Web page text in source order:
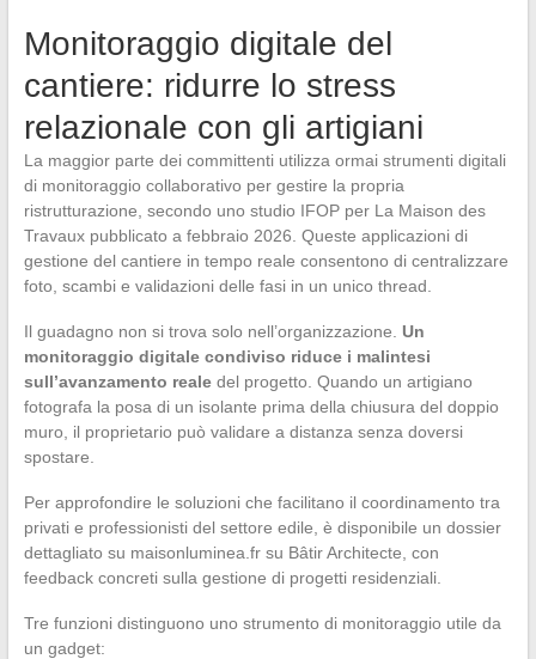
Monitoraggio digitale del
cantiere: ridurre lo stress
relazionale con gli artigiani
La maggior parte dei committenti utilizza ormai strumenti digitali
di monitoraggio collaborativo per gestire la propria
ristrutturazione, secondo uno studio IFOP per La Maison des
Travaux pubblicato a febbraio 2026. Queste applicazioni di
gestione del cantiere in tempo reale consentono di centralizzare
foto, scambi e validazioni delle fasi in un unico thread.
Il guadagno non si trova solo nell’organizzazione. Un
monitoraggio digitale condiviso riduce i malintesi
sull’avanzamento realedel progetto. Quando un artigiano
fotografa la posa di un isolante prima della chiusura del doppio
muro, il proprietario può validare a distanza senza doversi
spostare.
Per approfondire le soluzioni che facilitano il coordinamento tra
privati e professionisti del settore edile, è disponibile un dossier
dettagliato su maisonluminea.fr su Bâtir Architecte, con
feedback concreti sulla gestione di progetti residenziali.
Tre funzioni distinguono uno strumento di monitoraggio utile da
un gadget: